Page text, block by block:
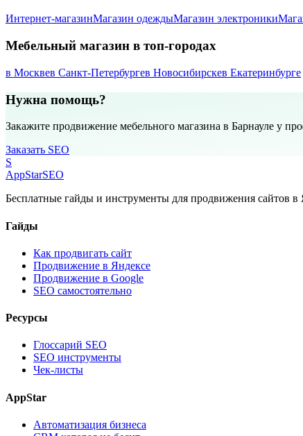
Интернет-магазинМагазин одеждыМагазин электроники
Мебельный магазин в топ-городах
в Москвев Санкт-Петербургев Новосибирскев Екатеринбурге
Нужна помощь?
Закажите продвижение мебельного магазина в Барнауле у
Заказать SEO
S
AppStarSEO
Бесплатные гайды и инструменты для продвижения сайтов в
Гайды
Как продвигать сайт
Продвижение в Яндексе
Продвижение в Google
SEO самостоятельно
Ресурсы
Глоссарий SEO
SEO инструменты
Чек-листы
AppStar
Автоматизация бизнеса